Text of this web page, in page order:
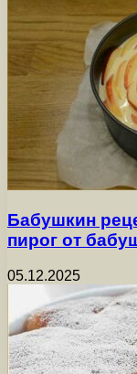
Бабушкин
пирог от
05.12.2025